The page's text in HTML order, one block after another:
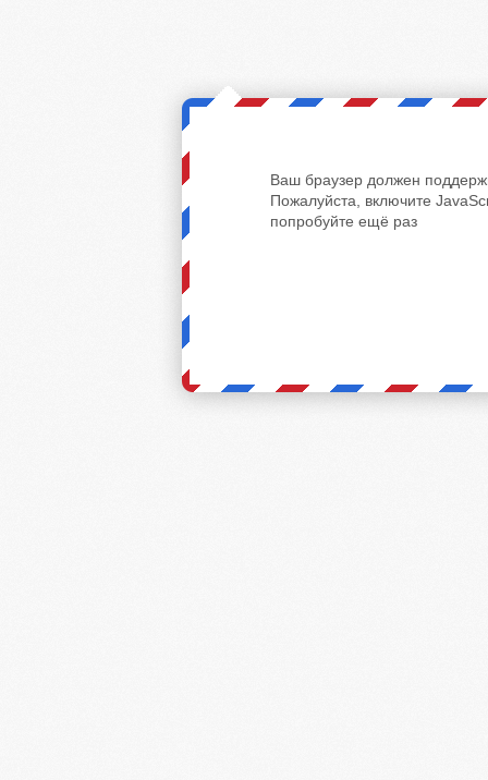
Ваш браузер должен
Пожалуйста, включите
попробуйте ещё раз